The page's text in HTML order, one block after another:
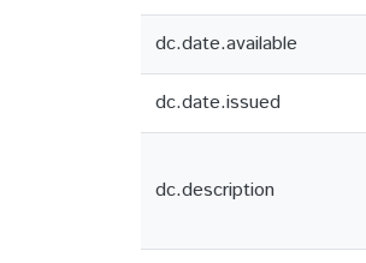
dc.date.available
dc.date.issued
dc.description